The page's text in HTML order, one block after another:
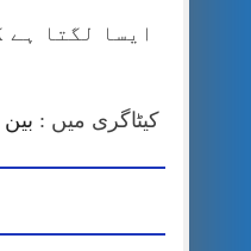
ایسا لگتا
کیٹاگری میں :